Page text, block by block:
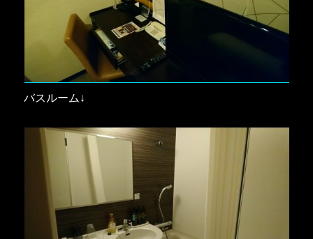
バスルーム↓